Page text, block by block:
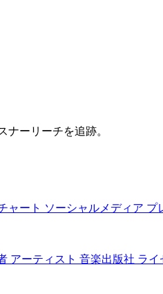
ーリーチを追跡。
ャート ソーシャルメディア プ
アーティスト 音楽出版社 ライ